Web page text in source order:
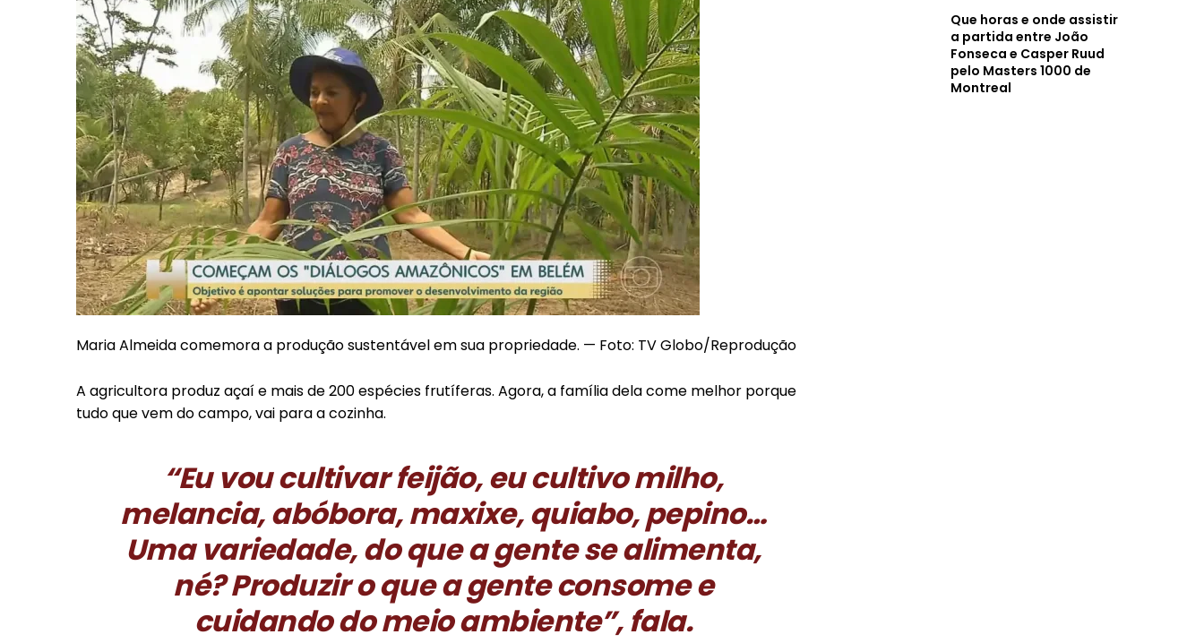
Maria Almeida comemora a produção sustentável em sua propriedade. — Foto: TV Globo/Reprodução
A agricultora produz açaí e mais de 200 espécies frutíferas. Agora, a família dela come melhor porque
tudo que vem do campo, vai para a cozinha.
“Eu vou cultivar feijão, eu cultivo milho,
melancia, abóbora, maxixe, quiabo, pepino…
Uma variedade, do que a gente se alimenta,
né? Produzir o que a gente consome e
cuidando do meio ambiente”, fala.
Que horas e onde assistir
a partida entre João
Fonseca e Casper Ruud
pelo Masters 1000 de
Montreal